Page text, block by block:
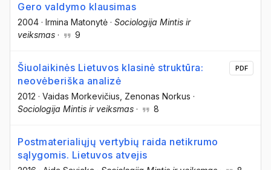
Gero valdymo klausimas
2004 · Irmina Matonytė · Sociologija Mintis ir
veiksmas · 9
Šiuolaikinės Lietuvos klasinė struktūra:
neovėberiška analizė
2012 · Vaidas Morkevičius , Zenonas Norkus ·
Sociologija Mintis ir veiksmas · 8
PDF
Postmaterialiųjų vertybių raida netikrumo
sąlygomis. Lietuvos atvejis